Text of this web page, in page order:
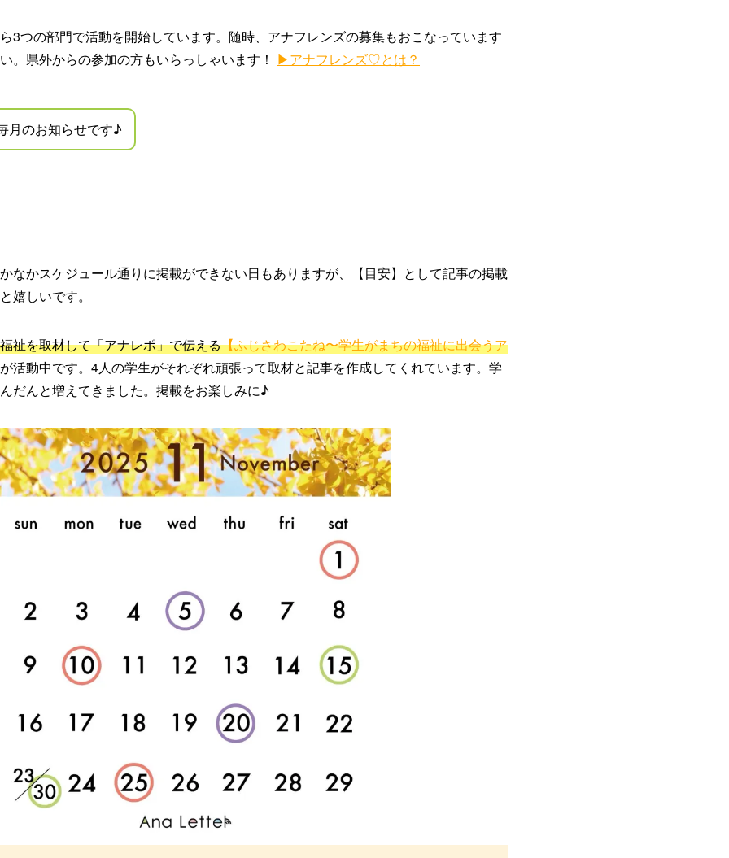
3つの部門で活動を開始しています。随時、アナフレンズの募集もおこなっています
。県外からの参加の方もいらっしゃいます！ ▶︎アナフレンズ♡とは？
月のお知らせです♪
なかスケジュール通りに掲載ができない日もありますが、【目安】として記事の掲載
嬉しいです。
祉を取材して「アナレポ」で伝える【ふじさわこたね〜学生がまちの福祉に出会うア
が活動中です。4人の学生がそれぞれ頑張って取材と記事を作成してくれています。学
だんと増えてきました。掲載をお楽しみに♪